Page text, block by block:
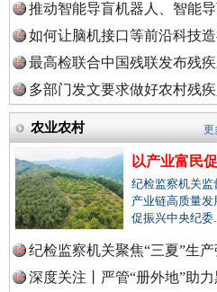
一枚“钉子”竟然扎入要害
推动智能导盲机器人、智能
如何让脑机接口等前沿科技
最高检联合中国残联发布残
多部门发文要求做好农村残
农业农村
以产业富民
纪检监察机关监
产业链高质量发
促振兴中央纪委
纪检监察机关聚焦“三夏”生产
深度关注丨严管“册外地”助力
更